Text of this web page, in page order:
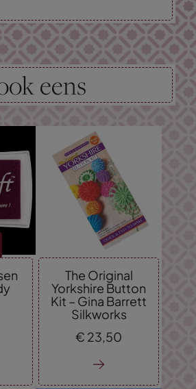
eens
The Original
Yorkshire Button
Kit – Gina Barrett
Silkworks
€ 23,50